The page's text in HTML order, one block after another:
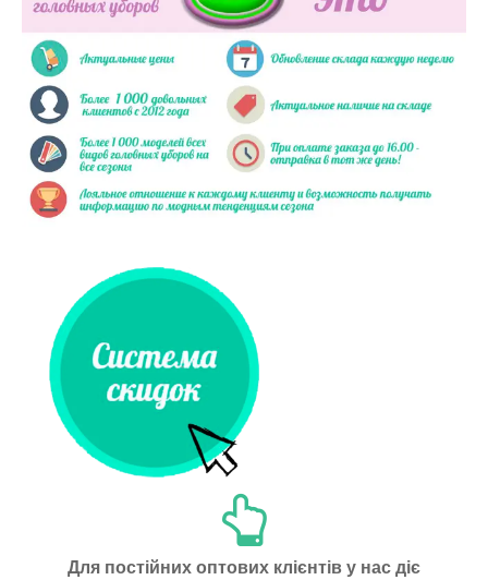
Для постійних оптових клієнтів у нас діє